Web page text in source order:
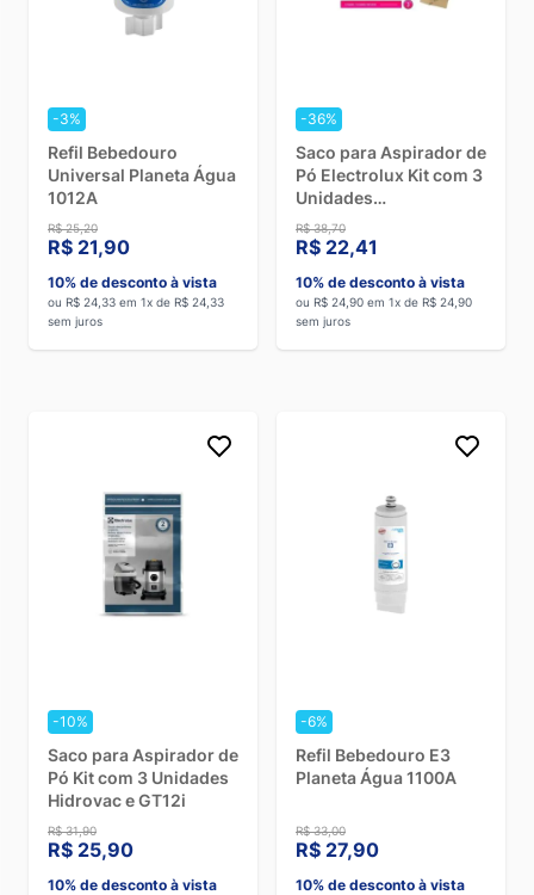
-3%
Refil Bebedouro
Universal Planeta Água
1012A
R$ 25,20
R$ 21,90
10% de desconto à vista
ou R$ 24,33 em 1x de R$ 24,33
sem juros
-36%
Saco para Aspirador de
Pó Electrolux Kit com 3
Unidades
A20/GT2000/3000/200
R$ 38,70
R$ 22,41
10% de desconto à vista
ou R$ 24,90 em 1x de R$ 24,90
sem juros
-10%
Saco para Aspirador de
Pó Kit com 3 Unidades
Hidrovac e GT12i
R$ 31,90
R$ 25,90
10% de desconto à vista
-6%
Refil Bebedouro E3
Planeta Água 1100A
R$ 33,00
R$ 27,90
10% de desconto à vista